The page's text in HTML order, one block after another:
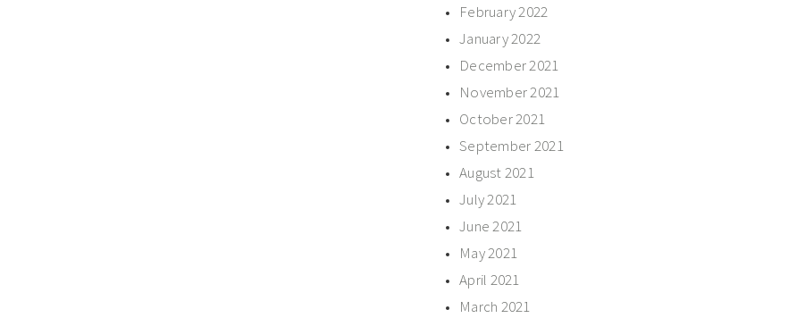
February 2022
January 2022
December 2021
November 2021
October 2021
September 2021
August 2021
July 2021
June 2021
May 2021
April 2021
March 2021